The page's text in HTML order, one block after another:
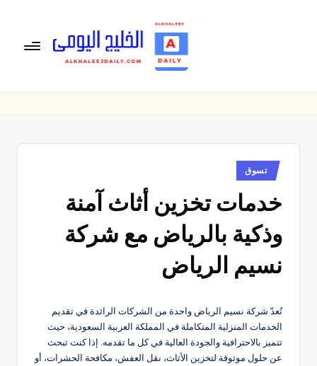
خ
يو
ى
متابعة
,
الرياضية
والسياسية
والاقتصادية.
نُشر
في
تسوق
خدمات تخزين أثاث آمنة
وذكية بالرياض مع شركة
نسيم الرياض
تُعدّ شركة نسيم الرياض واحدة من الشركات الرائدة في تقديم
الخدمات المنزلية المتكاملة في المملكة العربية السعودية، حيث
تتميز بالاحترافية والجودة العالية في كل ما تقدمه. إذا كنت تبحث
عن حلول موثوقة لتخزين الأثاث، نقل العفش، مكافحة الحشرات، أو